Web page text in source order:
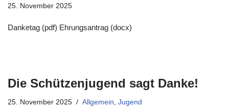
25. November 2025
Danketag (pdf) Ehrungsantrag (docx)
Die Schützenjugend sagt Danke!
25. November 2025 Allgemein, Jugend